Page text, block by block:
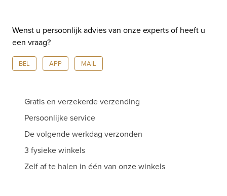
witgoud
79/3051
aantal
Wenst u persoonlijk advies van onze experts of heeft u
een vraag?
BEL APP MAIL
Gratis en verzekerde verzending
Persoonlijke service
De volgende werkdag verzonden
3 fysieke winkels
Zelf af te halen in één van onze winkels